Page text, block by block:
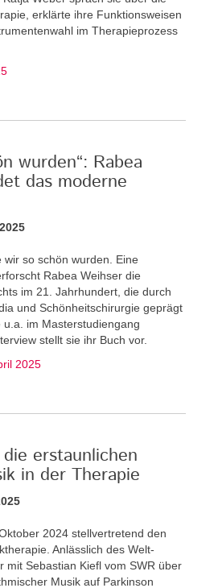
erklärte ihre Funktionsweisen
im Therapieprozess
wurden“: Rabea
das moderne
wir so schön wurden. Eine
Rabea Weihser die
im 21. Jahrhundert, die durch
und Schönheitschirurgie geprägt
im Masterstudiengang
stellt sie ihr Buch vor.
2025
erstaunlichen
in der Therapie
2024 stellvertretend den
Anlässlich des Welt-
mit Sebastian Kiefl vom SWR über
Musik auf Parkinson